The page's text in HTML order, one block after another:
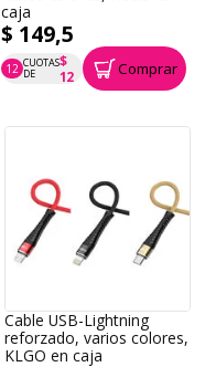
caja
$ 149,5
12 CUOTAS
DE
$
12
P.T.F. $ 150 Comprar
Cable USB-Lightning
reforzado, varios colores,
KLGO en caja